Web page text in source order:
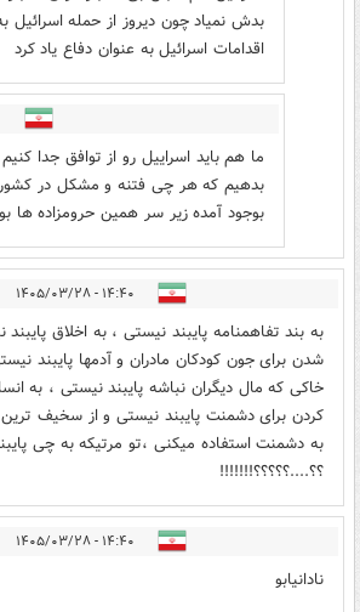
بدش نمیاد چون دیروز از حمله اسرائیل
اقدامات اسرائیل به عنوان دفاع یاد کرد
ما هم باید اسراییل رو از توافق جدا
بدهیم که هر چی فتنه و مشکل در
بوجود آمده زیر سر همین حرومزاده ها
۱۴:۴۰ - ۱۴۰۵/۰۳/۲۸
به بند تفاهمنامه پایبند نیستی ، به اخلاق
شدن برای جون کودکان مادران و آدمها پایبند
خاکی که مال دیگران نباشه پایبند نیستی ، به
کردن برای دشمنت پایبند نیستی و از سخیف
به دشمنت استفاده میکنی ،تو مرتیکه به چی
؟؟....؟؟؟؟؟!!!!!!!
۱۴:۴۰ - ۱۴۰۵/۰۳/۲۸
نادانیابو